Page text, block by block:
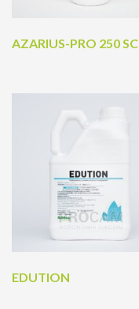
AZARIUS-PRO 250 SC
EDUTION